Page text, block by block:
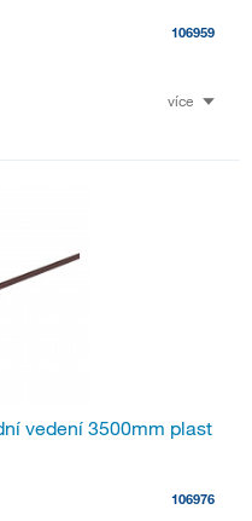
106959
více
vedení 3500mm plast
106976